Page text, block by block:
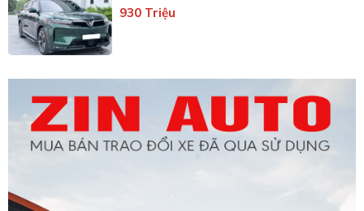
930 Triệu